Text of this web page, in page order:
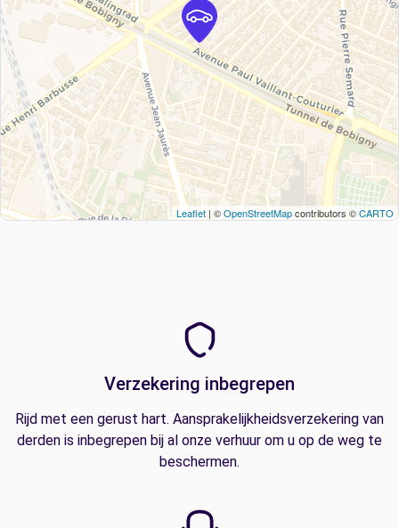
Leaflet | ©OpenStreetMapcontributors ©CARTO
Verzekering inbegrepen
Rijd met een gerust hart. Aansprakelijkheidsverzekering van
derden is inbegrepen bij al onze verhuur om u op de weg te
beschermen.